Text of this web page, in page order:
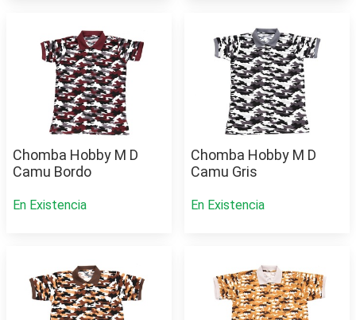
Chomba Hobby M D
Camu Bordo
En Existencia
Chomba Hobby M D
Camu Gris
En Existencia